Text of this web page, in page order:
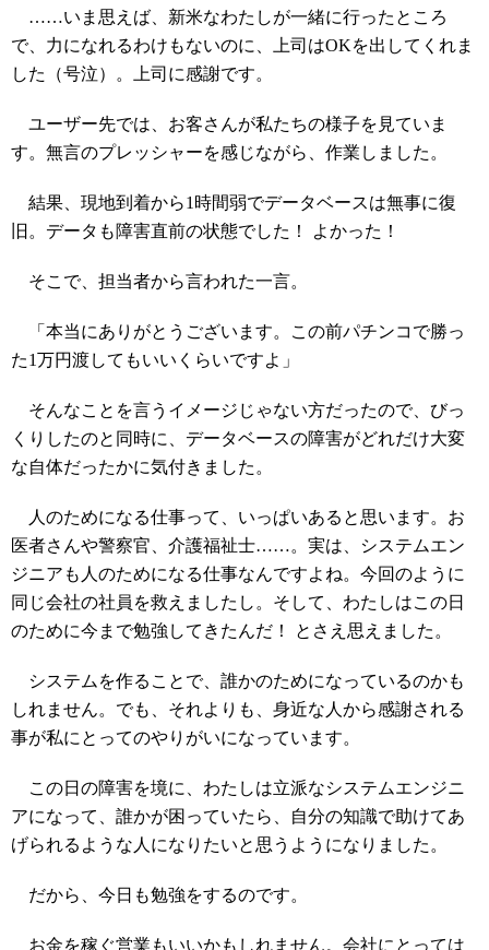
……いま思えば、新米なわたしが一緒に行ったところ
で、力になれるわけもないのに、上司はOKを出してくれま
した（号泣）。上司に感謝です。
ユーザー先では、お客さんが私たちの様子を見ていま
す。無言のプレッシャーを感じながら、作業しました。
結果、現地到着から1時間弱でデータベースは無事に復
旧。データも障害直前の状態でした！ よかった！
そこで、担当者から言われた一言。
「本当にありがとうございます。この前パチンコで勝っ
た1万円渡してもいいくらいですよ」
そんなことを言うイメージじゃない方だったので、びっ
くりしたのと同時に、データベースの障害がどれだけ大変
な自体だったかに気付きました。
人のためになる仕事って、いっぱいあると思います。お
医者さんや警察官、介護福祉士……。実は、システムエン
ジニアも人のためになる仕事なんですよね。今回のように
同じ会社の社員を救えましたし。そして、わたしはこの日
のために今まで勉強してきたんだ！ とさえ思えました。
システムを作ることで、誰かのためになっているのかも
しれません。でも、それよりも、身近な人から感謝される
事が私にとってのやりがいになっています。
この日の障害を境に、わたしは立派なシステムエンジニ
アになって、誰かが困っていたら、自分の知識で助けてあ
げられるような人になりたいと思うようになりました。
だから、今日も勉強をするのです。
お金を稼ぐ営業もいいかもしれません。会社にとっては